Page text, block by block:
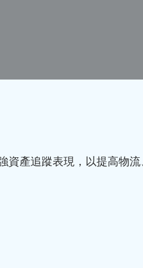
資產追蹤表現，以提高物